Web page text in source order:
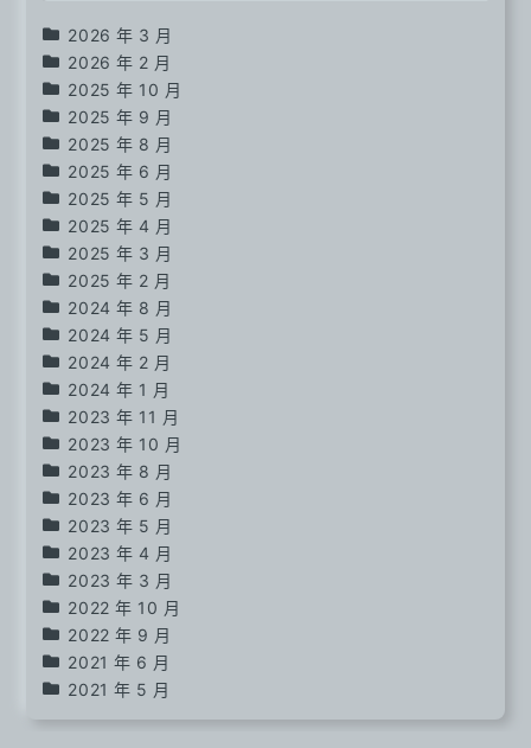
2026 年 3 月
2026 年 2 月
2025 年 10 月
2025 年 9 月
2025 年 8 月
2025 年 6 月
2025 年 5 月
2025 年 4 月
2025 年 3 月
2025 年 2 月
2024 年 8 月
2024 年 5 月
2024 年 2 月
2024 年 1 月
2023 年 11 月
2023 年 10 月
2023 年 8 月
2023 年 6 月
2023 年 5 月
2023 年 4 月
2023 年 3 月
2022 年 10 月
2022 年 9 月
2021 年 6 月
2021 年 5 月